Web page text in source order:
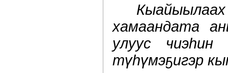
Кыайыылаах
хамаандата
улуус чиэһин
түһүмэҕигэр